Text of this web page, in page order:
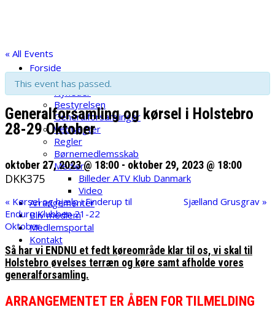
Forside
NYHEDER – INFO
Nyheder
Bestyrelsen
Generalforsamlinger
Vedtægter
Regler
Børnemedlemsskab
Medier
Billeder ATV Klub Danmark
Video
Arrangementer
Bliv medlem
Medlemsportal
Kontakt
« All Events
This event has passed.
Generalforsamling og kørsel i Holstebro
28-29 Oktober
oktober 27, 2023 @ 18:00 - oktober 29, 2023 @ 18:00
DKK375
« Kørsel og hjælp i Finderup til
Enduro Klubben 21-22
Oktober.
Sjælland Grusgrav »
Så har vi ENDNU et fedt køreområde klar til os, vi skal til
Holstebro øvelses terræn og køre samt afholde vores
generalforsamling.
ARRANGEMENTET ER ÅBEN FOR TILMELDING